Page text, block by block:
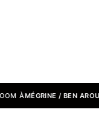
MÉGRINE / BEN AROUS